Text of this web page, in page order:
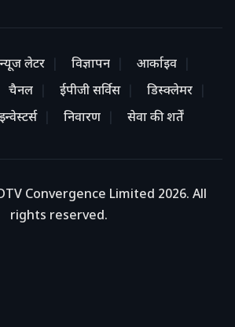
न्यूज लेटर विज्ञापन
आर्काइव
चैनल ईपीजी सर्विस
डिस्क्लेमर
इन्वेस्टर्स निवारण सेवा की शर्तें
Convergence Limited 2026. All
rights reserved.